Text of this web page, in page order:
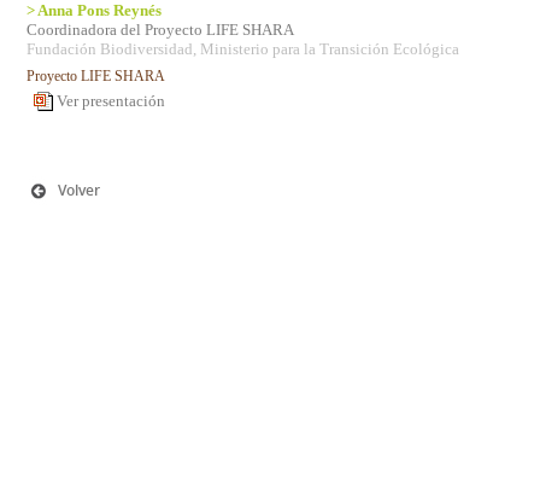
> Anna Pons Reynés
Coordinadora del Proyecto LIFE SHARA
Fundación Biodiversidad, Ministerio para la Transición Ecológica
Proyecto LIFE SHARA
Ver presentación
Volver